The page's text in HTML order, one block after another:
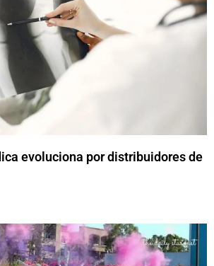
evoluciona por distribuidores de